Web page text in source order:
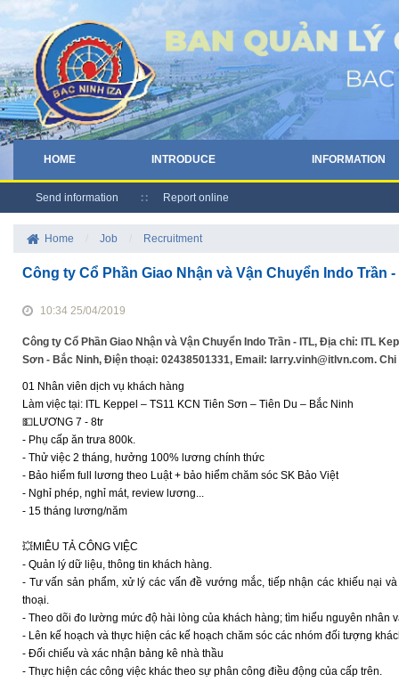
HOME INTRODUCE INFORMATION
Send information Report online
Home Job Recruitment
Công ty Cổ Phần Giao Nhận và Vận Chuyển Indo Trần -
10:34 25/04/2019
Công ty Cổ Phần Giao Nhận và Vận Chuyển Indo Trần - ITL, Địa chỉ: ITL
Sơn - Bắc Ninh, Điện thoại: 02438501331, Email: larry.vinh@itlvn.com.
01 Nhân viên dịch vụ khách hàng
Làm việc tại: ITL Keppel – TS11 KCN Tiên Sơn – Tiên Du – Bắc Ninh
💵LƯƠNG 7 - 8tr
- Phụ cấp ăn trưa 800k.
- Thử việc 2 tháng, hưởng 100% lương chính thức
- Bảo hiểm full lương theo Luật + bảo hiểm chăm sóc SK Bảo Việt
- Nghỉ phép, nghỉ mát, review lương...
- 15 tháng lương/năm
💥MIÊU TẢ CÔNG VIỆC
- Quản lý dữ liệu, thông tin khách hàng.
- Tư vấn sản phẩm, xử lý các vấn đề vướng mắc, tiếp nhận các khiếu nại
thoại.
- Theo dõi đo lường mức độ hài lòng của khách hàng; tìm hiểu nguyên nhân
- Lên kế hoạch và thực hiện các kế hoạch chăm sóc các nhóm đối tượng
- Đối chiếu và xác nhận bảng kê nhà thầu
- Thực hiện các công việc khác theo sự phân công điều động của cấp trên.